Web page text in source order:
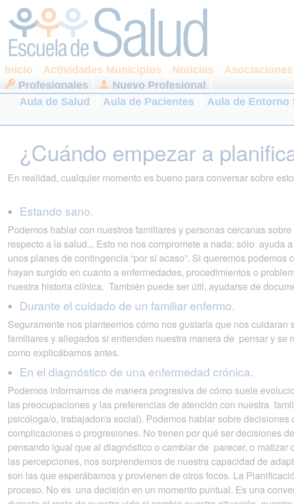
Inicio Actividades Municipios Noticias Asociaciones
Profesionales
Nuevo Profesional
Aula de Salud
Aula de Pacientes Aula de Entorno
¿Cuándo empezar a
En realidad, cualquier momento es bueno para conversar sobre
Estando sano.
Podemos hablar con nuestros familiares y personas cercanas
respecto a la salud... Esto no nos compromete a nada; sólo ayuda
unos planes de contingencia “por si acaso”. Si queremos
hayan surgido en cuanto a enfermedades, procedimientos o
nuestra historia clínica. También puede ser útil, ayudarse de
Durante el cuidado de un familiar enfermo.
Seguramente nos planteemos cómo nos gustaría que nos
familiares y allegados si entienden nuestra manera de pensar y
como explicábamos antes.
En el diagnóstico de una enfermedad crónica.
Podemos informarnos de manera progresiva de cómo suele
las preocupaciones y las preferencias de atención con nuestra
psicóloga/o, trabajador/a social). Podemos hablar sobre
complicaciones o progresiones. No tienen por qué ser decisiones
pensando igual que al diagnóstico o cambiar de parecer, o
las percepciones, nos sorprendemos de nuestra capacidad de
son las que esperábamos y provienen de otros focos. La
proceso. No es una decisión en un momento puntual. Es una